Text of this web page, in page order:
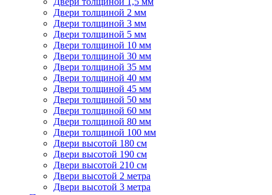
Двери толщиной 2 мм
Двери толщиной 3 мм
Двери толщиной 5 мм
Двери толщиной 10 мм
Двери толщиной 30 мм
Двери толщиной 35 мм
Двери толщиной 40 мм
Двери толщиной 45 мм
Двери толщиной 50 мм
Двери толщиной 60 мм
Двери толщиной 80 мм
Двери толщиной 100 мм
Двери высотой 180 см
Двери высотой 190 см
Двери высотой 210 см
Двери высотой 2 метра
Двери высотой 3 метра